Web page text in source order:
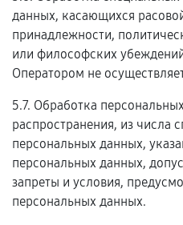
данных, касающихся
принадлежности,
или философских
Оператором не
5.7. Обработка
распространения, из числа
персональных данных,
персональных данных,
запреты и условия,
персональных данных.